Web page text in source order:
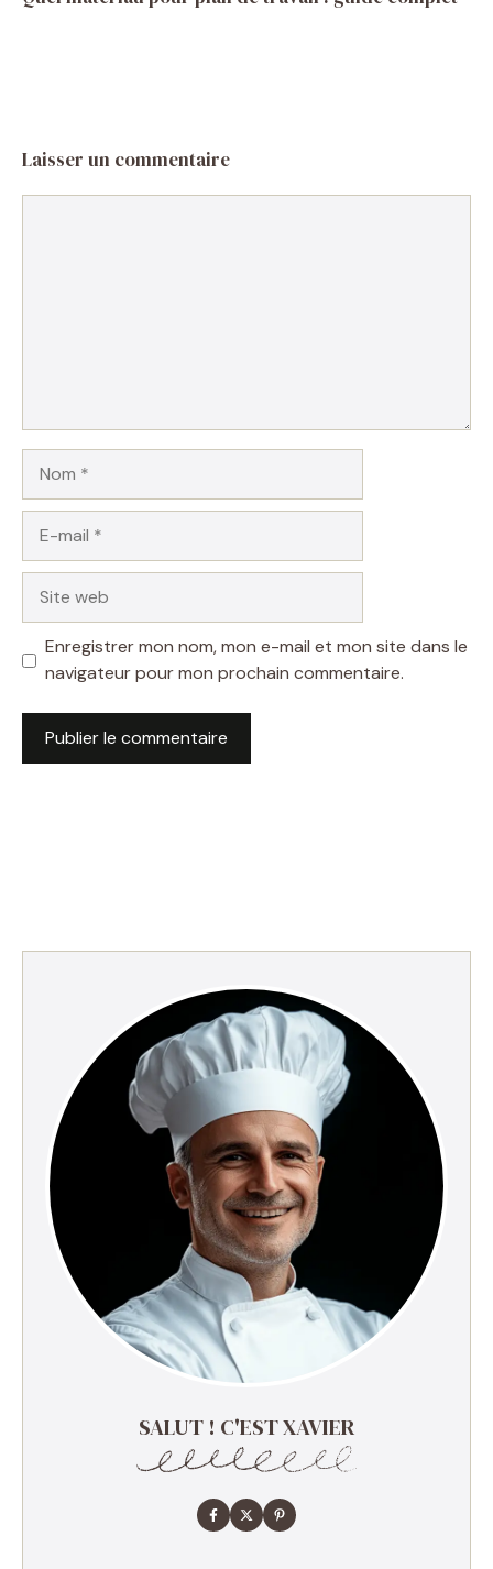
Laisser un commentaire
mail
web
Enregistrer mon nom, mon e-mail et mon site dans le
navigateur pour mon prochain commentaire.
SALUT ! C'EST XAVIER